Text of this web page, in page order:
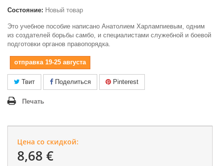
Состояние: Новый товар
Это учебное пособие написано Анатолием Харлампиевым, одним
из создателей борьбы самбо, и специалистами служебной и боевой
подготовки органов правопорядка.
отправка 19-25 августа
Твит Поделиться Pinterest
Печать
Цена со скидкой:
8,68 €